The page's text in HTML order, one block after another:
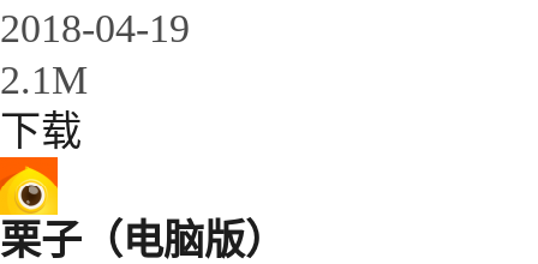
2018-04-19
2.1M
下载
栗子（电脑版）